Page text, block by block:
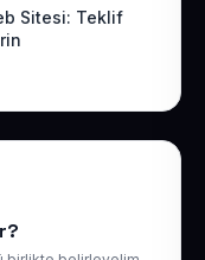
Sitesi: Teklif